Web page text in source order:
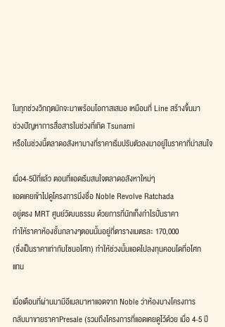
ในทุกช่วงวิกฤตมักจะมาพร้อมโอกาสเสมอ เหมือนที่ Line สร้างขึ้นมา
ช่วงปัญหาการสื่อสารในช่วงที่เกิด Tsunami
หรือในช่วงนี้ตลาดอสังหาบางที่ราคาเริ่มปรับตัวลงมาอยู่ในราคาที่น่าสนใจ
เมื่อ4-5ปีที่แล้ว ตอนที่แอดเริ่มสนใจตลาดอสังหาใหม่ๆ
แอดเคยเข้าไปดูโครงการนึงชื่อ Noble Revolve Ratchada
อยู่ตรง MRT ศูนย์วัฒนธรรม ด้วยการที่นักเก็งกำไรปั่นราคา
ทำให้ราคาห้องชั้นกลางๆตอนนั้นอยู่ที่ตารางเมตรละ 170,000
(ซึ่งเป็นราคาเท่ากับโซนอโศก) ทำให้ช่วงนั้นแอดไปลงทุนคอนโดที่อโศก
แทน
เมื่อเดือนที่ผ่านมามีอีเมลมาหาแอดจาก Noble ว่าห้องบางโครงการ
กลับมาขายราคาPresale (รวมถึงโครงการที่แอดเคยดูไว้ด้วย เมื่อ 4-5 ปี